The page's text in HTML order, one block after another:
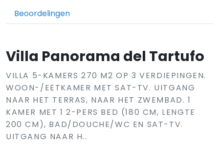
Beoordelingen
Villa Panorama del Tartufo
VILLA 5-KAMERS 270 M2 OP 3 VERDIEPINGEN.
WOON-/EETKAMER MET SAT-TV. UITGANG
NAAR HET TERRAS, NAAR HET ZWEMBAD. 1
KAMER MET 1 2-PERS BED (180 CM, LENGTE
200 CM), BAD/DOUCHE/WC EN SAT-TV.
UITGANG NAAR H..